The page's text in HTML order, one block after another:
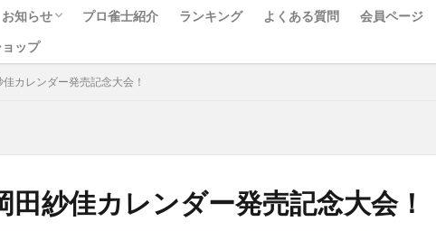
お知らせ
イベント
ニュース
すべて
プロ雀士紹介 ランキング よくある質問
会員ページ
ップ
カレンダー発売記念大会！
田紗佳カレンダー発売記念大会！